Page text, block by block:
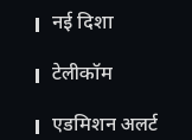
नई दिशा
टेलीकॉम
ए​डमिशन अलर्ट